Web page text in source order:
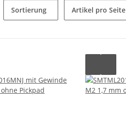
Sortierung Artikel pro Seite